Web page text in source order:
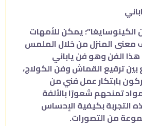
يمكن للأمهات
المنزل من خلال الملمس
الفن وهو فن ياباني
ترقيع القماش وفن الكولاج،
بابتكار عمل فني من
تمنحهم شعورًا بالألفة
التجربة بكيفية الإحساس
من التصورات.